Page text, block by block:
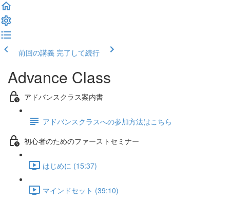
前回の講義 完了して続行
Advance Class
アドバンスクラス案内書
アドバンスクラスへの参加方法はこちら
初心者のためのファーストセミナー
はじめに (15:37)
マインドセット (39:10)